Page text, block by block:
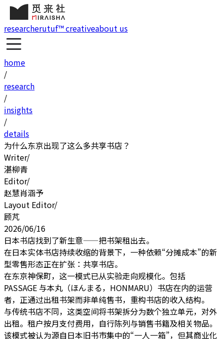
researcherutuf™ creativeabout us
home
/
research
/
insights
/
details
为什么东京出现了这么多共享书店？
Writer/
湛柳青
Editor/
赵慧肖涵予
Layout Editor/
顾芃
2026/06/16
日本书店找到了新生意——把书架租出去。
在日本实体书店持续收缩的背景下，一种依赖“分摊成本”的新
型零售形态正在扩张：共享书店。
在东京神保町，这一模式已从实验走向规模化。包括
PASSAGE 与本丸（ほんまる，HONMARU）书店在内的运营
者，正通过出租书架而非单纯售书，重构书店的收入结构。
与传统书店不同，这类空间将书架拆分为数个独立单元，对外
出租。 租户按月支付费用，自行陈列与销售书籍及相关物品。
该模式被认为源自日本旧书市集中的“一人一箱”，但其商业化